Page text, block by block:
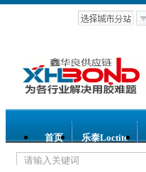
首页 乐泰Loctite